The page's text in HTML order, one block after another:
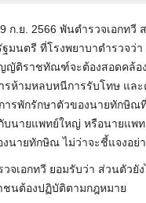
ก.ย. 2566 พันตำรวจเอกท
มนตรี ที่โรงพยาบาตำรวจว่
ญัติราชทัณฑ์จะต้องสอดคล้อ
ารห้ามหลบหนีการรับโทษ แล
ารพักรักษาตัวของนายทักษิณ
นายแพทย์ใหญ่ หรือนายแพท
นายทักษิณ ไม่ว่าจะชี้แจงอย่
จเอกทวี ยอมรับว่า ส่วนตัวยั
ชนต้องปฏิบัติตามกฎหมาย